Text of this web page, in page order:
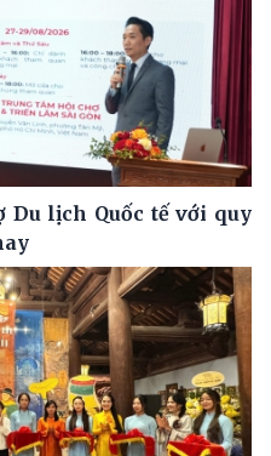
Du lịch Quốc tế với quy